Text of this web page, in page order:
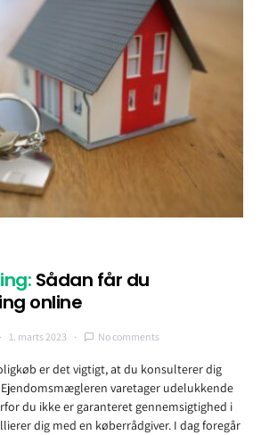
Sådan får du
online
1. marts 2023 No comments
er det vigtigt, at du konsulterer dig
varetager udelukkende
du ikke er garanteret gennemsigtighed i
dig med en køberrådgiver. I dag foregår